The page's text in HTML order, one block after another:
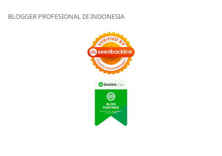
BLOGGER PROFESIONAL DI INDONESIA